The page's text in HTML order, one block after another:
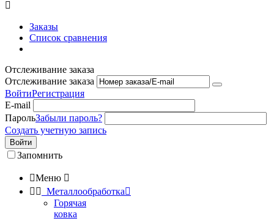

Заказы
Список сравнения
Отслеживание заказа
Отслеживание заказа
ВойтиРегистрация
E-mail
ПарольЗабыли пароль?
Создать учетную запись
Войти
Запомнить
Меню 
  Металлообработка
Горячая
ковка